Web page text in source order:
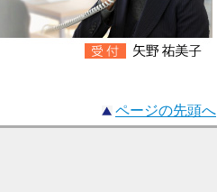
ページの先頭へ